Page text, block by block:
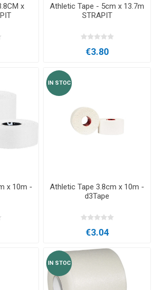
x
Athletic Tape - 5cm x 13.7m
STRAPIT
€3.80
x 10m -
IN STOC
Athletic Tape 3.8cm x 10m -
d3Tape
€3.04
IN STOC